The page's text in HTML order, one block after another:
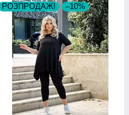
РОЗПРОДАЖ! –10%